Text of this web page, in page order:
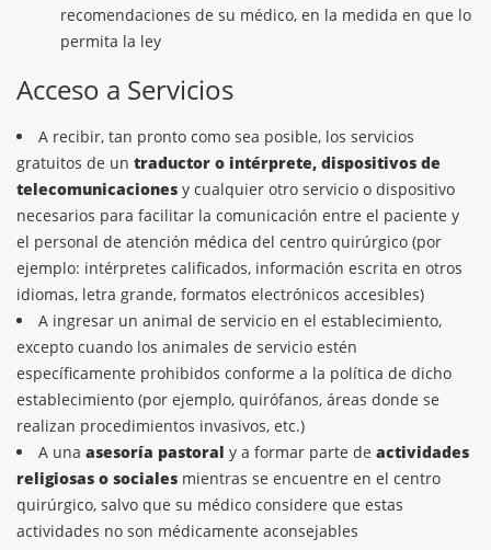
recomendaciones de su médico, en la medida en que lo
permita la ley
Acceso a Servicios
A recibir, tan pronto como sea posible, los servicios
gratuitos de un traductor o intérprete, dispositivos de
telecomunicaciones y cualquier otro servicio o dispositivo
necesarios para facilitar la comunicación entre el paciente y
el personal de atención médica del centro quirúrgico (por
ejemplo: intérpretes calificados, información escrita en otros
idiomas, letra grande, formatos electrónicos accesibles)
A ingresar un animal de servicio en el establecimiento,
excepto cuando los animales de servicio estén
específicamente prohibidos conforme a la política de dicho
establecimiento (por ejemplo, quirófanos, áreas donde se
realizan procedimientos invasivos, etc.)
A una asesoría pastoral y a formar parte de actividades
religiosas o sociales mientras se encuentre en el centro
quirúrgico, salvo que su médico considere que estas
actividades no son médicamente aconsejables